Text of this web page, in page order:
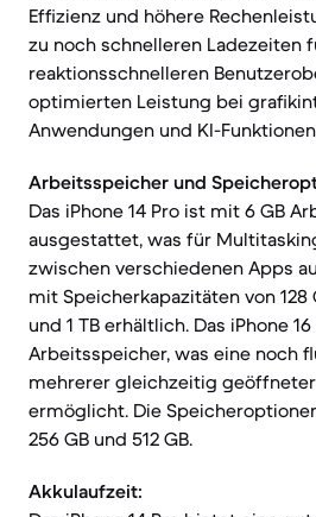
Effizienz und höhere
zu noch schnelleren Ladezeiten
reaktionsschnelleren
optimierten Leistung bei
Anwendungen und KI-
Arbeitsspeicher und
Das iPhone 14 Pro ist mit 6 GB
ausgestattet, was für
zwischen verschiedenen Apps
mit Speicherkapazitäten von 128
und 1 TB erhältlich. Das iPhone
Arbeitsspeicher, was eine noch
mehrerer gleichzeitig
ermöglicht. Die
256 GB und 512 GB.
Akkulaufzeit: